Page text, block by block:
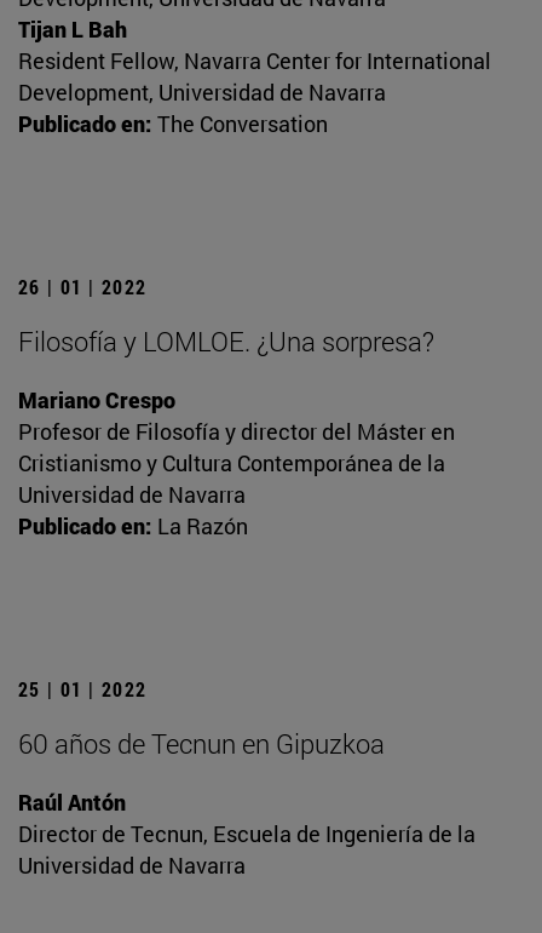
Tijan L Bah
Resident Fellow, Navarra Center for International
Development, Universidad de Navarra
Publicado en: The Conversation
26 | 01 | 2022
Filosofía y LOMLOE. ¿Una sorpresa?
Mariano Crespo
Profesor de Filosofía y director del Máster en
Cristianismo y Cultura Contemporánea de la
Universidad de Navarra
Publicado en: La Razón
25 | 01 | 2022
60 años de Tecnun en Gipuzkoa
Raúl Antón
Director de Tecnun, Escuela de Ingeniería de la
Universidad de Navarra